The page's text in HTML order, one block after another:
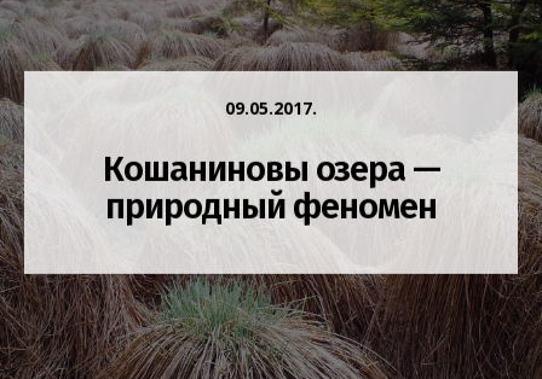
09.05.2017.
Кошаниновы озера —
природный феномен